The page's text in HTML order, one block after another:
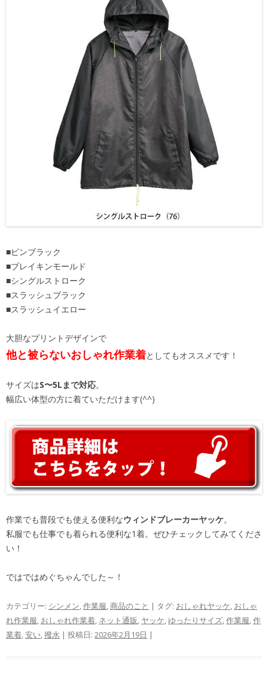
■ピンブラック
■ブレイキンモールド
■シングルストローク
■スラッシュブラック
■スラッシュイエロー
大胆なプリントデザインで
他と被らないおしゃれ作業着としてもオススメです！
サイズはS〜5Lまで対応。
幅広い体型の方に着ていただけます(^^)
作業でも普段でも使える便利なウィンドブレーカーヤッケ。
私服でも仕事でも着られる便利な1着。ぜひチェックしてみてくださ
い！
ではではめぐちゃんでした～！
カテゴリー: シンメン,作業服,商品のこと | タグ: おしゃれヤッケ, おしゃ
れ作業服, おしゃれ作業着, ネット通販, ヤッケ, ゆったりサイズ,作業服,作
業着,安い,撥水 | 投稿日: 2026年2月19日 |